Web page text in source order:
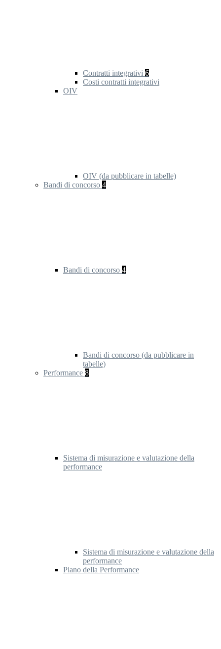
Contratti integrativi 6
Costi contratti integrativi
OIV
OIV (da pubblicare in tabelle)
Bandi di concorso 4
Bandi di concorso 4
Bandi di concorso (da pubblicare in
tabelle)
Performance 8
Sistema di misurazione e valutazione della
performance
Sistema di misurazione e valutazione della
performance
Piano della Performance